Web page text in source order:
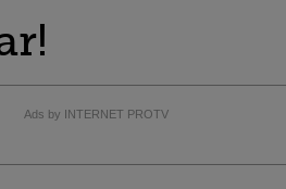
Ads by INTERNET PROTV